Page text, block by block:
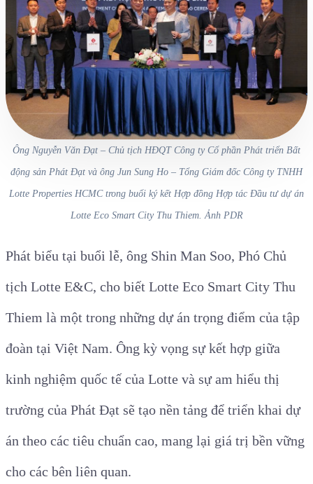
Ông Nguyễn Văn Đạt – Chủ tịch HĐQT Công ty Cổ phần Phát triển Bất
động sản Phát Đạt và ông Jun Sung Ho – Tổng Giám đốc Công ty TNHH
Lotte Properties HCMC trong buổi ký kết Hợp đồng Hợp tác Đầu tư dự án
Lotte Eco Smart City Thu Thiem. Ảnh PDR
Phát biểu tại buổi lễ, ông Shin Man Soo, Phó Chủ
tịch Lotte E&C, cho biết Lotte Eco Smart City Thu
Thiem là một trong những dự án trọng điểm của tập
đoàn tại Việt Nam. Ông kỳ vọng sự kết hợp giữa
kinh nghiệm quốc tế của Lotte và sự am hiểu thị
trường của Phát Đạt sẽ tạo nền tảng để triển khai dự
án theo các tiêu chuẩn cao, mang lại giá trị bền vững
cho các bên liên quan.